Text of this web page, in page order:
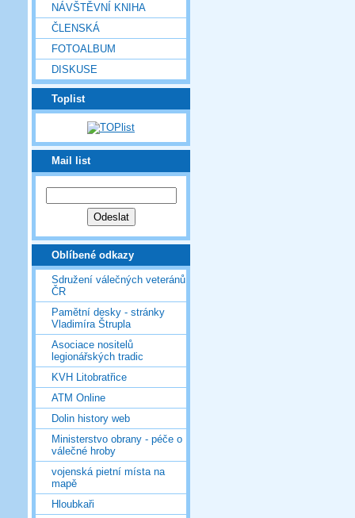
NÁVŠTĚVNÍ KNIHA
ČLENSKÁ
FOTOALBUM
DISKUSE
Toplist
Mail list
Oblíbené odkazy
Sdružení válečných veteránů
ČR
Pamětní desky - stránky
Vladimíra Štrupla
Asociace nositelů
legionářských tradic
KVH Litobratřice
ATM Online
Dolin history web
Ministerstvo obrany - péče o
válečné hroby
vojenská pietní místa na
mapě
Hloubkaři